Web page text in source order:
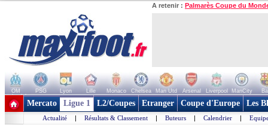
A retenir : Palmarès Coupe du
OM PSG Lyon Lille Monaco Chelsea Man Utd Arsenal Liverpool ManCity
+ de clubs
Mercato Ligue 1 L2/Coupes Etranger Coupe d'Europe Les
Actualité | Résultats & Classement | Buteurs | Calendrier |